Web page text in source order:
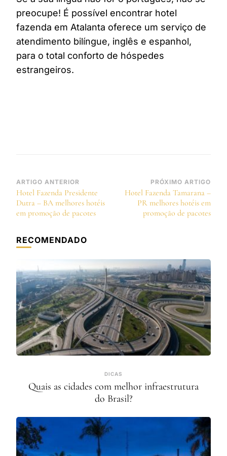
preocupe! É possível encontrar hotel
fazenda em Atalanta oferece um serviço de
atendimento bilíngue, inglês e espanhol,
para o total conforto de hóspedes
estrangeiros.
Navegação
de
post
ARTIGO ANTERIOR
Hotel Fazenda Presidente
Dutra – BA melhores hotéis
em promoção de pacotes
PRÓXIMO ARTIGO
Hotel Fazenda Tamarana –
PR melhores hotéis em
promoção de pacotes
RECOMENDADO
DICAS
Quais as cidades com melhor infraestrutura
do Brasil?